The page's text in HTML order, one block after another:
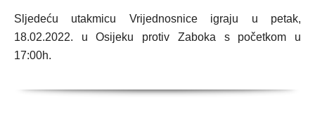
Sljedeću utakmicu Vrijednosnice igraju u petak,
18.02.2022. u Osijeku protiv Zaboka s početkom u
17:00h.